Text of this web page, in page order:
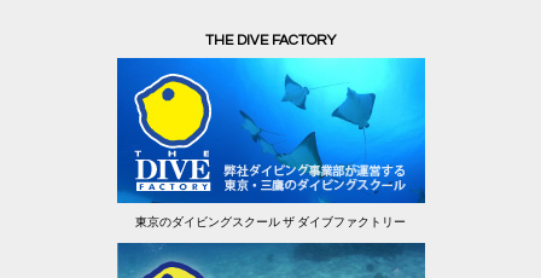
THE DIVE FACTORY
東京のダイビングスクール ザ ダイブファクトリー